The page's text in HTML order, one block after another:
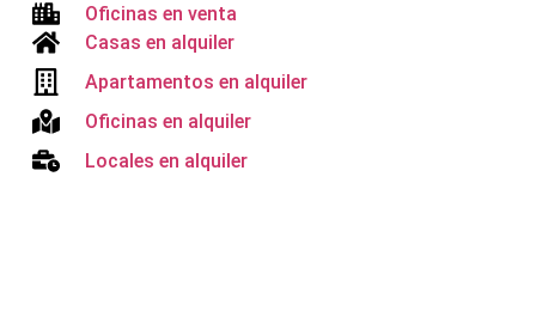
Oficinas en venta
Casas en alquiler
Apartamentos en alquiler
Oficinas en alquiler
Locales en alquiler